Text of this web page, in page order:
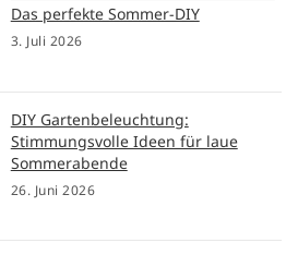
Das perfekte Sommer-DIY
3. Juli 2026
DIY Gartenbeleuchtung:
Stimmungsvolle Ideen für laue
Sommerabende
26. Juni 2026